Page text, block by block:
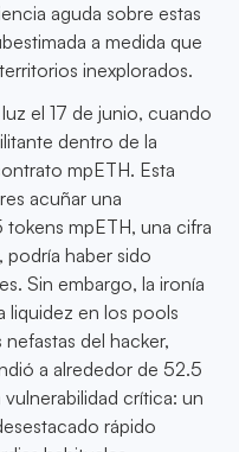
aguda sobre estas
a medida que
inexplorados.
el 17 de junio, cuando
dentro de la
mpETH. Esta
acuñar una
mpETH, una cifra
podría haber sido
Sin embargo, la ironía
liquidez en los pools
del hacker,
a alrededor de 52.5
crítica: un
rápido